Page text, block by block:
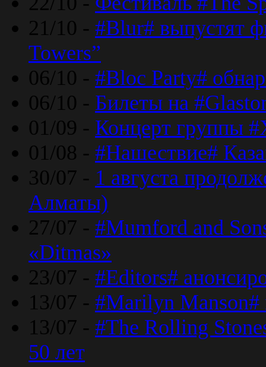
21/10 - #Blur# выпустят
Towers”
06/10 - #Bloc Party#
06/10 - Билеты на
01/09 - Концерт группы
01/08 - #Нашествие#
30/07 - 1 августа
Алматы)
27/07 - #Mumford and
«Ditmas»
23/07 - #Editors#
13/07 - #Marilyn Manson#
13/07 - #The Rolling
50 лет